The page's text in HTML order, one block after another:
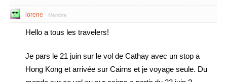
lorene Membre
Hello a tous les travelers!
Je pars le 21 juin sur le vol de Cathay avec un stop a
Hong Kong et arrivée sur Cairns et je voyage seule. Du